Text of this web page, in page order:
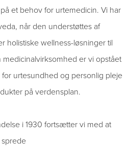
et behov for urtemedicin. Vi har
når den understøttes af
holistiske wellness-løsninger til
er vi opstået
urtesundhed og personlig pleje
på verdensplan.
i 1930 fortsætter vi med at